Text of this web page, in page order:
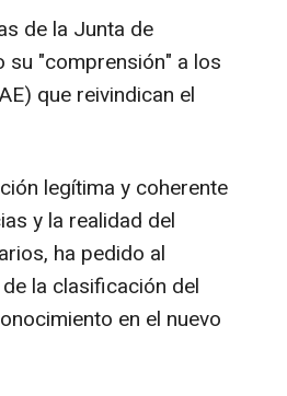
de la Junta de
su "comprensión" a los
que reivindican el
legítima y coherente
y la realidad del
ha pedido al
la clasificación del
en el nuevo